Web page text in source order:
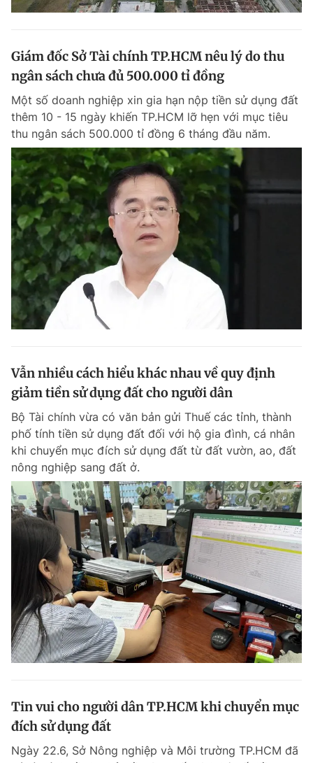
Tổng biên tập: Nguyễn Ngọc Toàn
Tổng thư ký tòa soạn: Đức Trung
Giấy phép xuất bản số 110/GP - BTTTT cấp ngày 24.3.2020
© 2003-2026 Bản quyền thuộc về Báo Thanh Niên. Cấm sao chép
dưới mọi hình thức nếu không có sự chấp thuận bằng văn bản.
Phát triển bởi ePi Technologies, JSC.
Giám đốc Sở Tài chính TP.HCM nêu lý do thu
ngân sách chưa đủ 500.000 tỉ đồng
Một số doanh nghiệp xin gia hạn nộp tiền sử dụng đất
thêm 10 - 15 ngày khiến TP.HCM lỡ hẹn với mục tiêu
thu ngân sách 500.000 tỉ đồng 6 tháng đầu năm.
Vẫn nhiều cách hiểu khác nhau về quy định
giảm tiền sử dụng đất cho người dân
Bộ Tài chính vừa có văn bản gửi Thuế các tỉnh, thành
phố tính tiền sử dụng đất đối với hộ gia đình, cá nhân
khi chuyển mục đích sử dụng đất từ đất vườn, ao, đất
nông nghiệp sang đất ở.
Tin vui cho người dân TP.HCM khi chuyển mục
đích sử dụng đất
Ngày 22.6, Sở Nông nghiệp và Môi trường TP.HCM đã